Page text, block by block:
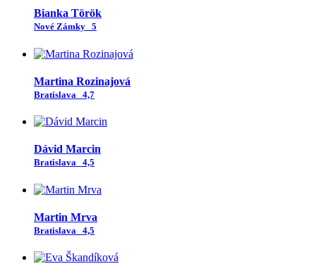
Bianka Török
Nové Zámky 5
Martina Rozinajová
Bratislava 4,7
Dávid Marcin
Bratislava 4,5
Martin Mrva
Bratislava 4,5